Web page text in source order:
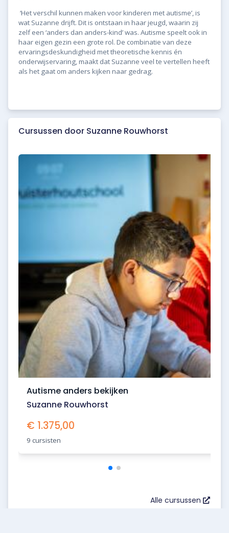
‘Het verschil kunnen maken voor kinderen met autisme’, is
wat Suzanne drijft. Dit is ontstaan in haar jeugd, waarin zij
zelf een ‘anders dan anders-kind’ was. Autisme speelt ook in
haar eigen gezin een grote rol. De combinatie van deze
ervaringsdeskundigheid met theoretische kennis én
onderwijservaring, maakt dat Suzanne veel te vertellen heeft
als het gaat om anders kijken naar gedrag.
Cursussen door Suzanne Rouwhorst
Autisme anders bekijken
Suzanne Rouwhorst
€ 1.375,00
9 cursisten
Alle cursussen